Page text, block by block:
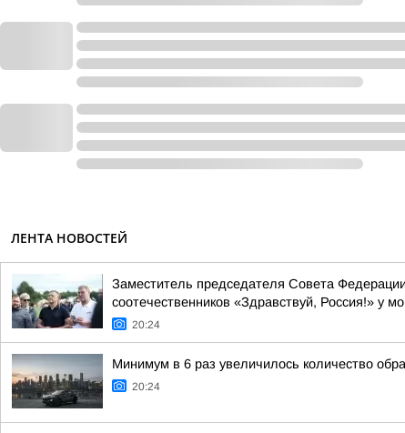
ЛЕНТА НОВОСТЕЙ
Заместитель председателя Совета
соотечественников «Здравствуй, Россия!» у
20:24
Минимум в 6 раз увеличилось количество
20:24